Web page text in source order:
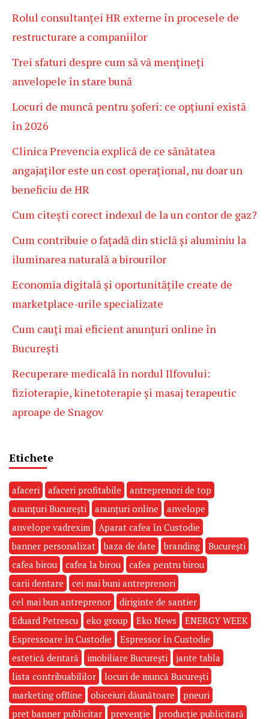
Rolul consultanței HR externe în procesele de
restructurare a companiilor
Trei sfaturi despre cum să vă mențineți
anvelopele în stare bună
Locuri de muncă pentru șoferi: ce opțiuni există
în 2026
Clinica Prevencia explică de ce sănătatea
angajaților este un cost operațional, nu doar un
beneficiu de HR
Cum citești corect indexul de la un contor de gaz?
Cum contribuie o fațadă din sticlă și aluminiu la
iluminarea naturală a birourilor
Economia digitală și oportunitățile create de
marketplace-urile specializate
Cum cauți mai eficient anunțuri online în
București
Recuperare medicală în nordul Ilfovului:
fizioterapie, kinetoterapie și masaj terapeutic
aproape de Snagov
Etichete
afaceri afaceri profitabile
antreprenori de top
anunțuri București
anunțuri online
anvelope
anvelope vadrexim
Aparat cafea în Custodie
banner personalizat
baza de date branding
București
cafea birou
cafea la birou
cafea pentru birou
carii dentare
cei mai buni antreprenori
cel mai bun antreprenor
diriginte de santier
Eduard Petrescu
eko group Eko News
ENERGY WEEK
Espressoare în Custodie
Espressor în Custodie
estetică dentară
imobiliare București
jante tabla
lista contribuabililor
locuri de muncă București
marketing offline
obiceiuri dăunătoare
pneuri
pret banner publicitar
prevenție producție publicitară